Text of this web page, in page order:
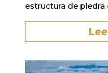
estructura de piedra